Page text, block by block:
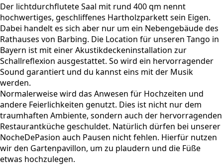
Der lichtdurchflutete Saal mit rund 400 qm nennt
hochwertiges, geschliffenes Hartholzparkett sein Eigen.
Dabei handelt es sich aber nur um ein Nebengebäude des
Rathauses von Barbing. Die Location für unseren Tango in
Bayern ist mit einer Akustikdeckeninstallation zur
Schallreflexion ausgestattet. So wird ein hervorragender
Sound garantiert und du kannst eins mit der Musik
werden.
Normalerweise wird das Anwesen für Hochzeiten und
andere Feierlichkeiten genutzt. Dies ist nicht nur dem
traumhaften Ambiente, sondern auch der hervorragenden
Restaurantküche geschuldet. Natürlich dürfen bei unserer
NocheDePasion auch Pausen nicht fehlen. Hierfür nutzen
wir den Gartenpavillon, um zu plaudern und die Füße
etwas hochzulegen.